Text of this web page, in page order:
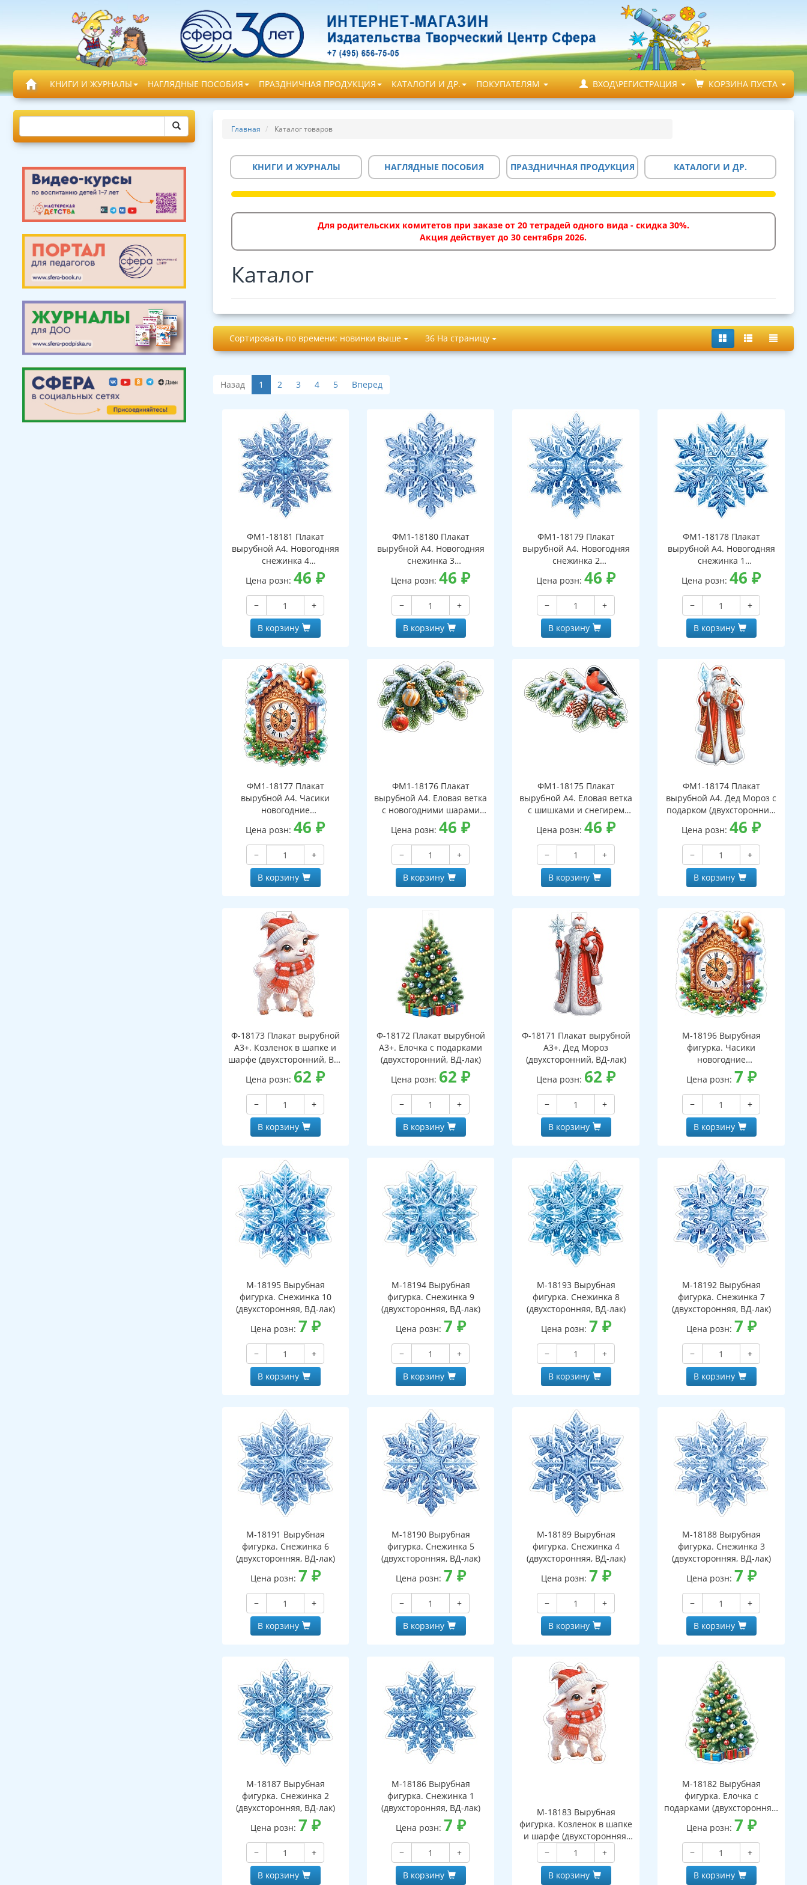
КНИГИ И ЖУРНАЛЫ НАГЛЯДНЫЕ ПОСОБИЯ ПРАЗДНИЧНАЯ ПРОДУКЦИЯ КАТАЛОГИ И ДР. ПОКУПАТЕЛЯМ ВХОД\РЕГИСТРАЦИЯ КОРЗИНА ПУСТА
Главная Каталог товаров
КНИГИ И ЖУРНАЛЫ НАГЛЯДНЫЕ ПОСОБИЯ ПРАЗДНИЧНАЯ ПРОДУКЦИЯ КАТАЛОГИ И ДР.
Для родительских комитетов при заказе от 20 тетрадей одного вида - скидка 30%.
Акция действует до 30 сентября 2026.
Каталог
Сортировать по времени: новинки выше 36 На страницу
Назад 1 2 3 4 5 Вперед
ФМ1-18181 Плакат
вырубной А4. Новогодняя
снежинка 4
(двухсторонний, ВД-лак)
Цена розн:46₽
−
+
В корзину
ФМ1-18180 Плакат
вырубной А4. Новогодняя
снежинка 3
(двухсторонний, ВД-лак)
Цена розн:46₽
−
+
В корзину
ФМ1-18179 Плакат
вырубной А4. Новогодняя
снежинка 2
(двухсторонний, ВД-лак)
Цена розн:46₽
−
+
В корзину
ФМ1-18178 Плакат
вырубной А4. Новогодняя
снежинка 1
(двухсторонний, ВД-лак)
Цена розн:46₽
−
+
В корзину
ФМ1-18177 Плакат
вырубной А4. Часики
новогодние
(двухсторонний, ВД-лак)
Цена розн:46₽
−
+
В корзину
ФМ1-18176 Плакат
вырубной А4. Еловая ветка
с новогодними шарами
(двухсторонний, ВД-лак)
Цена розн:46₽
−
+
В корзину
ФМ1-18175 Плакат
вырубной А4. Еловая ветка
с шишками и снегирем
(двухсторонний, ВД-лак)
Цена розн:46₽
−
+
В корзину
ФМ1-18174 Плакат
вырубной А4. Дед Мороз с
подарком (двухсторонний,
ВД-лак)
Цена розн:46₽
−
+
В корзину
Ф-18173 Плакат вырубной
А3+. Козленок в шапке и
шарфе (двухсторонний, ВД-
Цена розн: 62₽
−
+
В корзину
Ф-18172 Плакат вырубной
А3+. Елочка с подарками
(двухсторонний, ВД-лак)
Цена розн: 62₽
−
+
В корзину
Ф-18171 Плакат вырубной
А3+. Дед Мороз
(двухсторонний, ВД-лак)
Цена розн: 62₽
−
+
В корзину
М-18196 Вырубная
фигурка. Часики
новогодние
(двухсторонняя, ВД-лак)
Цена розн: 7 ₽
−
+
В корзину
М-18195 Вырубная
фигурка. Снежинка 10
(двухсторонняя, ВД-лак)
Цена розн: 7 ₽
−
+
В корзину
М-18194 Вырубная
фигурка. Снежинка 9
(двухсторонняя, ВД-лак)
Цена розн: 7 ₽
−
+
В корзину
М-18193 Вырубная
фигурка. Снежинка 8
(двухсторонняя, ВД-лак)
Цена розн: 7 ₽
−
+
В корзину
М-18192 Вырубная
фигурка. Снежинка 7
(двухсторонняя, ВД-лак)
Цена розн: 7 ₽
−
+
В корзину
М-18191 Вырубная
фигурка. Снежинка 6
(двухсторонняя, ВД-лак)
Цена розн: 7 ₽
−
+
В корзину
М-18190 Вырубная
фигурка. Снежинка 5
(двухсторонняя, ВД-лак)
Цена розн: 7 ₽
−
+
В корзину
М-18189 Вырубная
фигурка. Снежинка 4
(двухсторонняя, ВД-лак)
Цена розн: 7 ₽
−
+
В корзину
М-18188 Вырубная
фигурка. Снежинка 3
(двухсторонняя, ВД-лак)
Цена розн: 7 ₽
−
+
В корзину
М-18187 Вырубная
фигурка. Снежинка 2
(двухсторонняя, ВД-лак)
Цена розн: 7 ₽
−
+
В корзину
М-18186 Вырубная
фигурка. Снежинка 1
(двухсторонняя, ВД-лак)
Цена розн: 7 ₽
−
+
В корзину
М-18183 Вырубная
фигурка. Козленок в шапке
и шарфе (двухсторонняя,
ВД-лак)
−
+
В корзину
М-18182 Вырубная
фигурка. Елочка с
подарками (двухсторонняя,
ВД-лак)
Цена розн: 7 ₽
−
+
В корзину